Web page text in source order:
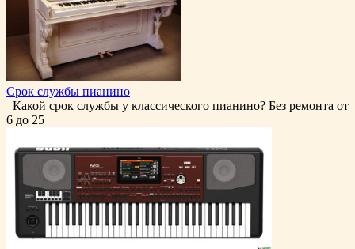
Срок службы пианино
Какой срок службы у классического пианино? Без ремонта от
6 до 25